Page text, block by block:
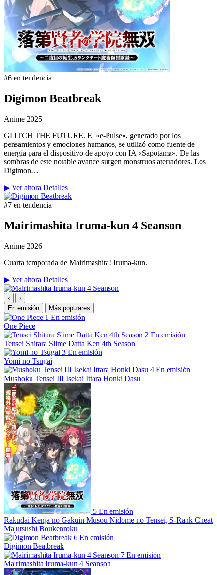
#6 en tendencia
Digimon Beatbreak
Anime 2025
GLITCH THE FUTURE. El «e-Pulse», generado por los
pensamientos y emociones humanos, se utilizó como fuente de
energía para el dispositivo de apoyo con IA «Sapotama». De las
sombras de este notable avance surgen monstruos aterradores. Los
Digimon…
▶ Ver ahora Detalles
#7 en tendencia
Mairimashita Iruma-kun 4 Seanson
Anime 2026
Cuarta temporada de Mairimashita! Iruma-kun.
▶ Ver ahora Detalles
‹
›
En emisión
Más populares
1 En emisión
One Piece
2 En emisión
Tensei Shitara Slime Datta Ken 4th Season
3 En emisión
Yomi no Tsugai
4 En emisión
Mushoku Tensei III Isekai Ittara Honki Dasu
5 En emisión
Rakudai Kenja no Gakuin Musou Nidome no Tensei, S-Rank Cheat
Majutsushi Boukenroku
6 En emisión
Digimon Beatbreak
7 En emisión
Mairimashita Iruma-kun 4 Seanson